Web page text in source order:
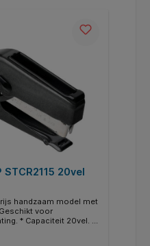
20vel
handzaam model met
voor
* Capaciteit 20vel. *